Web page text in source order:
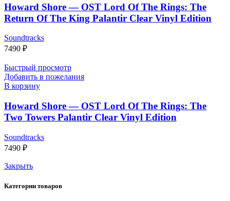
Howard Shore — OST Lord Of The Rings: The
Return Of The King Palantir Clear Vinyl Edition
Soundtracks
7490 ₽
Быстрый просмотр
Добавить в пожелания
В корзину
Howard Shore — OST Lord Of The Rings: The
Two Towers Palantir Clear Vinyl Edition
Soundtracks
7490 ₽
Закрыть
Категории товаров